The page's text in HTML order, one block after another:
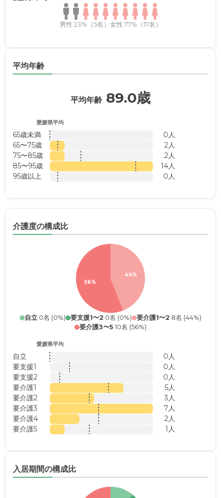
男性 23%（5名） 女性 77%（17名）
平均年齢
平均年齢 89.0歳
愛媛県平均
65歳未満
0人
65〜75歳
2人
75〜85歳
2人
85〜95歳
14人
95歳以上
0人
介護度の構成比
44%
56%
自立 0名 (0%) 要支援1〜2 0名 (0%) 要介護1〜2 8名 (44%)
要介護3〜5 10名 (56%)
愛媛県平均
自立
0人
要支援1
0人
要支援2
0人
要介護1
5人
要介護2
3人
要介護3
7人
要介護4
2人
要介護5
1人
入居期間の構成比